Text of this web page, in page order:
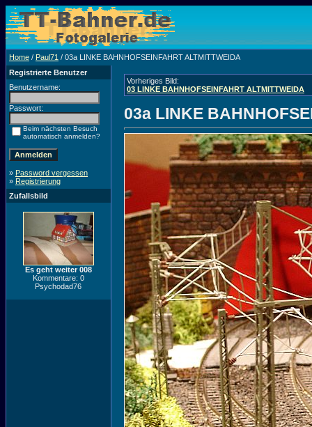
Home / Paul71 / 03a LINKE BAHNHOFSEINFAHRT ALTMITTWEIDA
Registrierte Benutzer
Benutzername:
Passwort:
Beim nächsten Besuch
automatisch anmelden?
» Password vergessen
» Registrierung
Zufallsbild
Es geht weiter 008
Kommentare: 0
Psychodad76
Vorheriges Bild:
03 LINKE BAHNHOFSEINFAHRT ALTMITTWEIDA
03a LINKE